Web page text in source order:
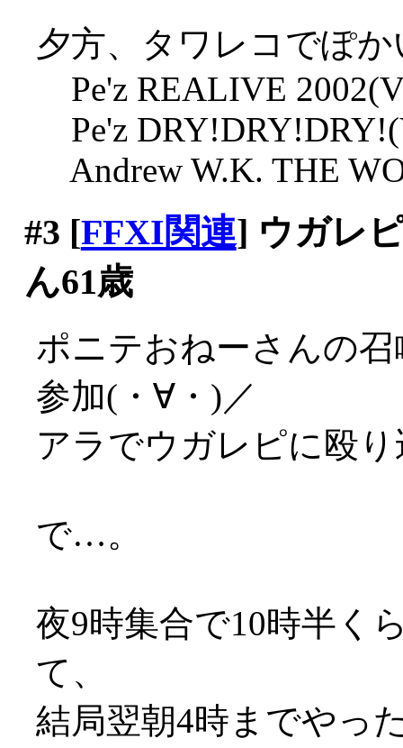
夕方、タワレコでぽ
Pe'z REALIVE
Pe'z
Andrew W.K. THE
#3 [FFXI関連] ウガレ
ん61歳
ポニテおねーさんの
参加(・∀・)／
アラでウガレピに殴
で…。
夜9時集合で10時半く
て、
結局翌朝4時までやっ